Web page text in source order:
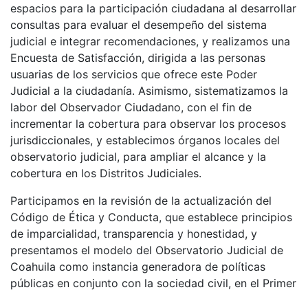
espacios para la participación ciudadana al desarrollar
consultas para evaluar el desempeño del sistema
judicial e integrar recomendaciones, y realizamos una
Encuesta de Satisfacción, dirigida a las personas
usuarias de los servicios que ofrece este Poder
Judicial a la ciudadanía. Asimismo, sistematizamos la
labor del Observador Ciudadano, con el fin de
incrementar la cobertura para observar los procesos
jurisdiccionales, y establecimos órganos locales del
observatorio judicial, para ampliar el alcance y la
cobertura en los Distritos Judiciales.
Participamos en la revisión de la actualización del
Código de Ética y Conducta, que establece principios
de imparcialidad, transparencia y honestidad, y
presentamos el modelo del Observatorio Judicial de
Coahuila como instancia generadora de políticas
públicas en conjunto con la sociedad civil, en el Primer